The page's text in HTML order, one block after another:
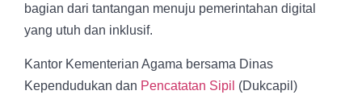
bagian dari tantangan menuju pemerintahan digital
yang utuh dan inklusif.
Kantor Kementerian Agama bersama Dinas
Kependudukan dan Pencatatan Sipil (Dukcapil)